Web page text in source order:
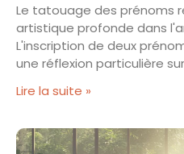
Le tatouage des prénoms
artistique profonde dans
L'inscription de deux
une réflexion particulière sur
Lire la suite »